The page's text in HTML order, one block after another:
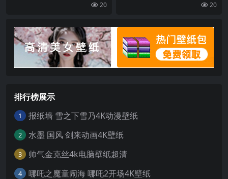
动漫 动漫女孩 数字艺术 艺术
档案 简单背景 极简主义 胸部
白色背景 比基尼|1880×3350
20 20
排行榜展示
1 报纸墙 雪之下雪乃4K动漫壁纸
2 水墨 国风 剑来动画4K壁纸
3 帅气金克丝4k电脑壁纸超清
4 哪吒之魔童闹海 哪吒2开场4K壁纸